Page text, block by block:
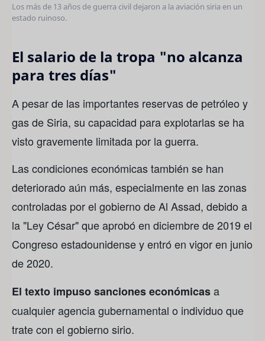
Los más de 13 años de guerra civil dejaron a la aviación siria en un
estado ruinoso.
El salario de la tropa "no alcanza
para tres días"
A pesar de las importantes reservas de petróleo y
gas de Siria, su capacidad para explotarlas se ha
visto gravemente limitada por la guerra.
Las condiciones económicas también se han
deteriorado aún más, especialmente en las zonas
controladas por el gobierno de Al Assad, debido a
la "Ley César" que aprobó en diciembre de 2019 el
Congreso estadounidense y entró en vigor en junio
de 2020.
El texto impuso sanciones económicasa
cualquier agencia gubernamental o individuo que
trate con el gobierno sirio.